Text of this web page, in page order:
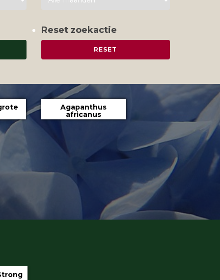
Reset zoekactie
Agapanthus
africanus